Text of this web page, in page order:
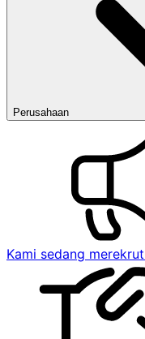
Perusahaan
Kami sedang